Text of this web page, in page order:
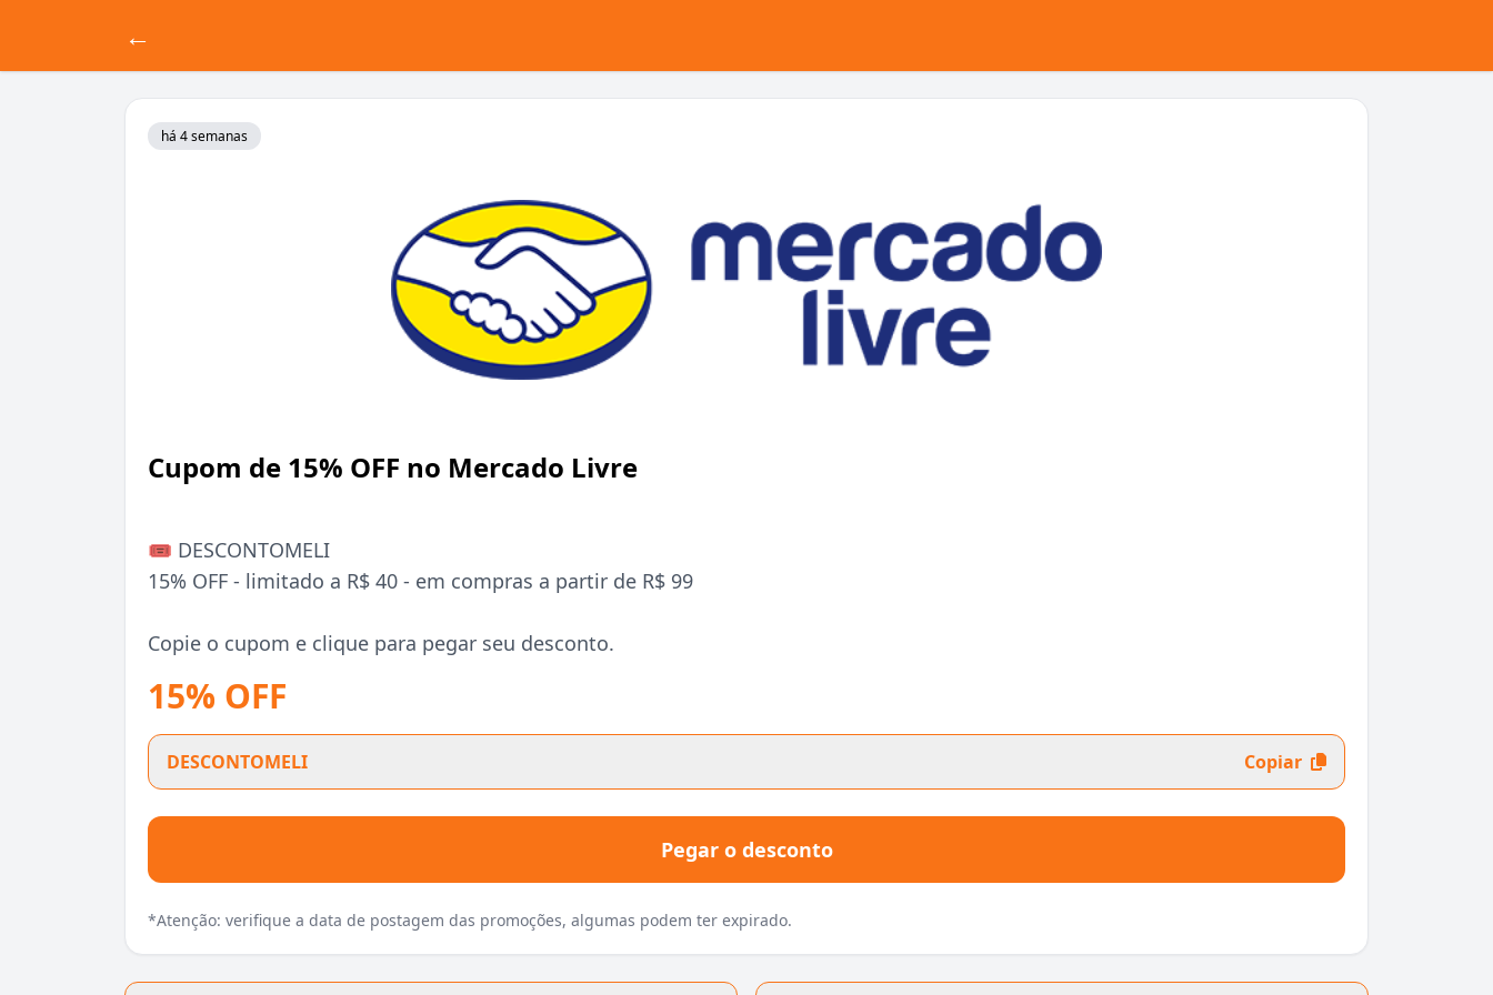
←
há 4 semanas
Cupom de 15% OFF no Mercado Livre
🎟️ DESCONTOMELI
15% OFF - limitado a R$ 40 - em compras a partir de R$ 99
Copie o cupom e clique para pegar seu desconto.
15% OFF
DESCONTOMELI Copiar
Pegar o desconto
*Atenção: verifique a data de postagem das promoções, algumas podem ter expirado.